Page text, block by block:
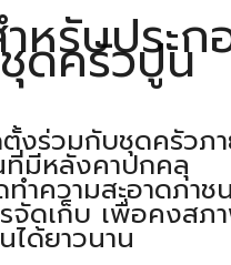
ำหรับประ
ดครัวปูน
งร่วมกับชุดครัวภา
มีหลังคาปกคลุ
ทำความสะอาดภาช
จัดเก็บ เพื่อคงสภ
ได้ยาวนาน